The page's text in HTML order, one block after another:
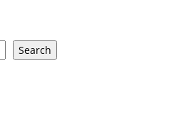
Search